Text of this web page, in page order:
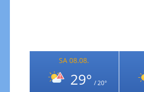
SA 08.08.
29° / 20°